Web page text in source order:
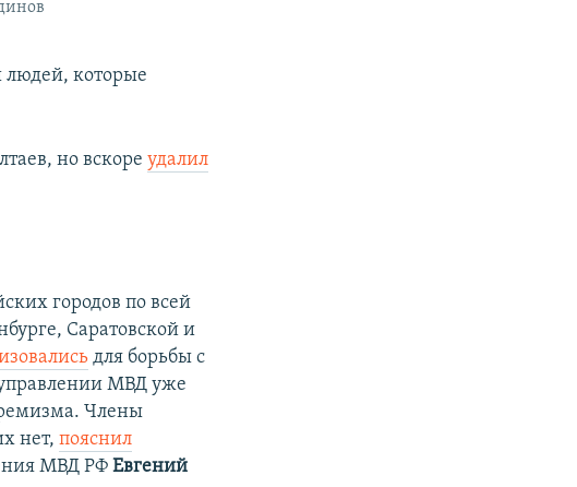
людей, которые
но вскореудалил
городов по всей
Саратовской и
для борьбы с
МВД уже
Члены
нет,пояснил
МВД РФЕвгений